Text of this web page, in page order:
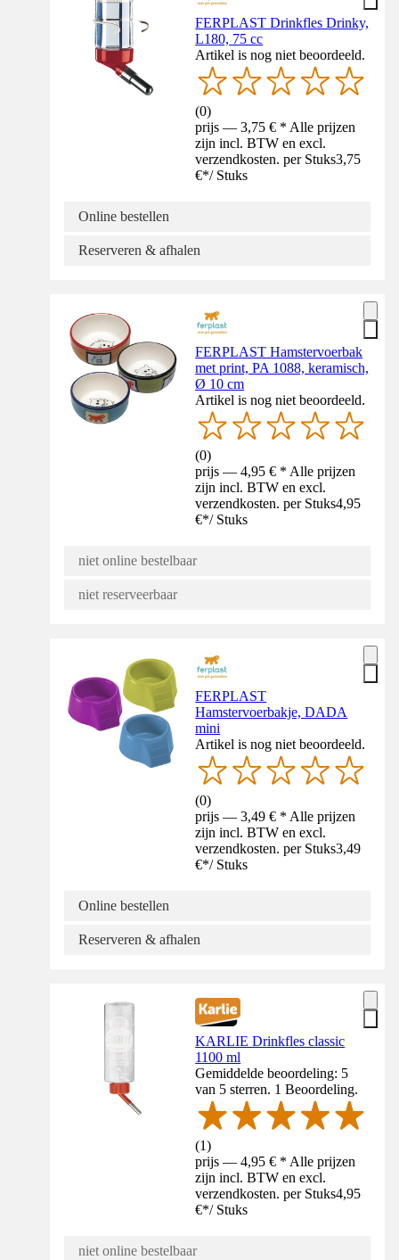
FERPLAST Drinkfles Drinky,
L180, 75 cc
Artikel is nog niet beoordeeld.
(0)
prijs — 3,75 € * Alle prijzen
zijn incl. BTW en excl.
verzendkosten. per Stuks3,75
€*/ Stuks
Online bestellen
Reserveren & afhalen
FERPLAST Hamstervoerbak
met print, PA 1088, keramisch,
Ø 10 cm
Artikel is nog niet beoordeeld.
(0)
prijs — 4,95 € * Alle prijzen
zijn incl. BTW en excl.
verzendkosten. per Stuks4,95
€*/ Stuks
niet online bestelbaar
niet reserveerbaar
FERPLAST
Hamstervoerbakje, DADA
mini
Artikel is nog niet beoordeeld.
(0)
prijs — 3,49 € * Alle prijzen
zijn incl. BTW en excl.
verzendkosten. per Stuks3,49
€*/ Stuks
Online bestellen
Reserveren & afhalen
KARLIE Drinkfles classic
1100 ml
Gemiddelde beoordeling: 5
van 5 sterren. 1 Beoordeling.
(1)
prijs — 4,95 € * Alle prijzen
zijn incl. BTW en excl.
verzendkosten. per Stuks4,95
€*/ Stuks
niet online bestelbaar